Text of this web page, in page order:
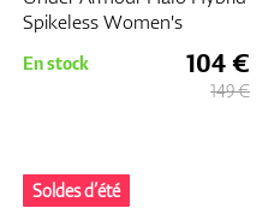
Spikeless Women's
En stock 104 €
149 €
Soldes d’été